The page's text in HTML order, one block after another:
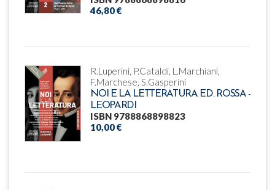
46,80 €
R.Luperini, P.Cataldi, L.Marchiani,
F.Marchese, S.Gasperini
NOI E LA LETTERATURA ED. ROSSA -
LEOPARDI
ISBN 9788868898823
10,00 €